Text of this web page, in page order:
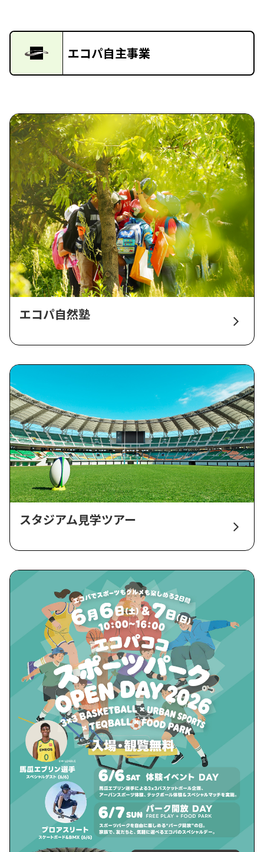
エコパ自主事業
エコパ自然塾
スタジアム見学ツアー